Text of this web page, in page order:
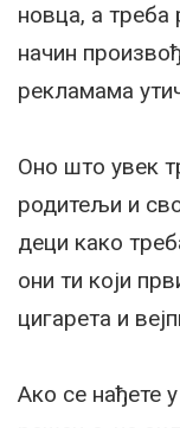
новца, а треба
начин
рекламама
Оно што увек
родитељи и
деци како
они ти који
цигарета и
Ако се нађете